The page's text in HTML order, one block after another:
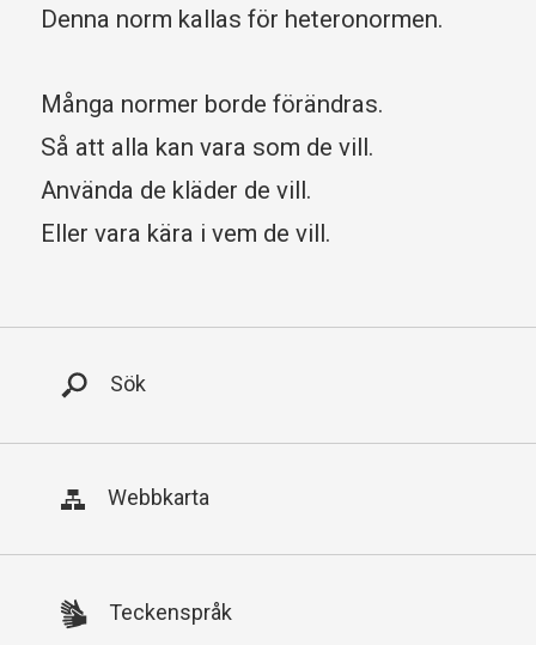
Denna norm kallas för heteronormen.
Många normer borde förändras.
Så att alla kan vara som de vill.
Använda de kläder de vill.
Eller vara kära i vem de vill.
Huvudmeny
Sök
Webbkarta
Teckenspråk